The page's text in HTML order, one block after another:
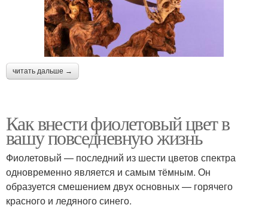
читать дальше →
Как внести фиолетовый цвет в
вашу повседневную жизнь
Фиолетовый — последний из шести цветов спектра
одновременно является и самым тёмным. Он
образуется смешением двух основных — горячего
красного и ледяного синего.